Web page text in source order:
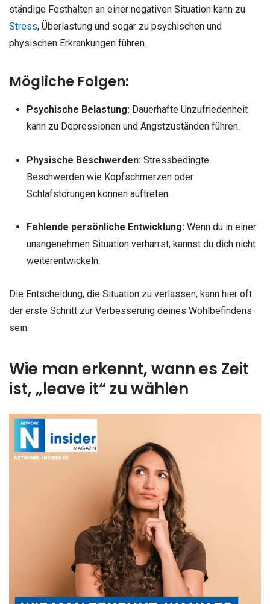
ständige Festhalten an einer negativen Situation kann zu
Stress, Überlastung und sogar zu psychischen und
physischen Erkrankungen führen.
Mögliche Folgen:
Psychische Belastung:Dauerhafte Unzufriedenheit
kann zu Depressionen und Angstzuständen führen.
Physische Beschwerden:Stressbedingte
Beschwerden wie Kopfschmerzen oder
Schlafstörungen können auftreten.
Fehlende persönliche Entwicklung:Wenn du in einer
unangenehmen Situation verharrst, kannst du dich nicht
weiterentwickeln.
Die Entscheidung, die Situation zu verlassen, kann hier oft
der erste Schritt zur Verbesserung deines Wohlbefindens
sein.
Wie man erkennt, wann es Zeit
ist, „leave it“ zu wählen